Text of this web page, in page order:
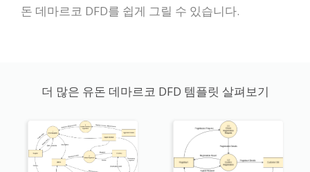
돈 데마르코 DFD를 쉽게 그릴 수 있습니다.
더 많은 유돈 데마르코 DFD 템플릿 살펴보기